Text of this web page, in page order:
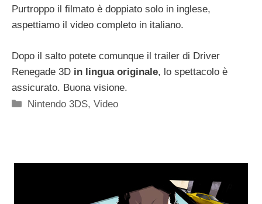
Purtroppo il filmato è doppiato solo in inglese,
aspettiamo il video completo in italiano.
Dopo il salto potete comunque il trailer di Driver
Renegade 3D in lingua originale, lo spettacolo è
assicurato. Buona visione.
Categorie
Nintendo 3DS,Video